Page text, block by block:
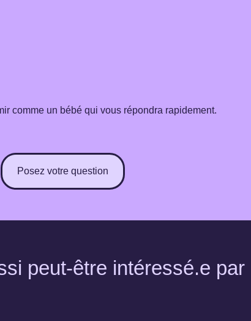
comme un bébé qui vous répondra rapidement.
Posez votre question
peut-être intéressé.e par